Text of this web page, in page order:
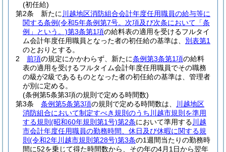
(初任給)
第2条
新たに 川越地区消防組合会計年度任用職員の給与等に
関する条例(令和5年条例第7号。次項及び次条において「条
例」という。)第3条第1項の給料表の適用を受けるフルタイ
ム会計年度任用職員となった者の初任給の基準は、 別表第1
のとおりとする。
2
前項の規定にかかわらず、新たに条例第3条第1項の給料
表の適用を受けるフルタイム会計年度任用職員でその職務
の級が2級であるものとなった者の初任給の基準は、管理者
が別に定める。
(条例第5条第3項の規則で定める時間数)
第3条
条例第5条第3項の規則で定める時間数は、
川越地区
消防組合において制定すべき規則のうち川越市規則を準用
する規則 (昭和60年規則第1号)第2条において準用する 川越
市会計年度任用職員の勤務時間、休日及び休暇に関する規
則 (令和2年川越市規則第28号)第3条の1週間当たりの勤務時
間に52を乗じて得た時間数から、その年の4月1日から翌年